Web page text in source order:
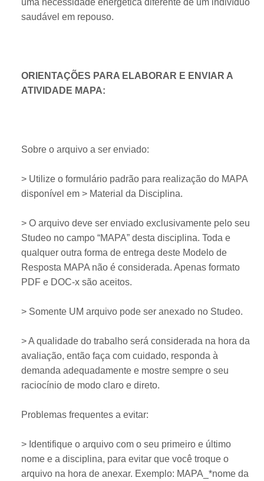
uma necessidade energética diferente de um indivíduo
saudável em repouso.
ORIENTAÇÕES PARA ELABORAR E ENVIAR A
ATIVIDADE MAPA:
Sobre o arquivo a ser enviado:
> Utilize o formulário padrão para realização do MAPA
disponível em > Material da Disciplina.
> O arquivo deve ser enviado exclusivamente pelo seu
Studeo no campo “MAPA” desta disciplina. Toda e
qualquer outra forma de entrega deste Modelo de
Resposta MAPA não é considerada. Apenas formato
PDF e DOC-x são aceitos.
> Somente UM arquivo pode ser anexado no Studeo.
> A qualidade do trabalho será considerada na hora da
avaliação, então faça com cuidado, responda à
demanda adequadamente e mostre sempre o seu
raciocínio de modo claro e direto.
Problemas frequentes a evitar:
> Identifique o arquivo com o seu primeiro e último
nome e a disciplina, para evitar que você troque o
arquivo na hora de anexar. Exemplo: MAPA_*nome da